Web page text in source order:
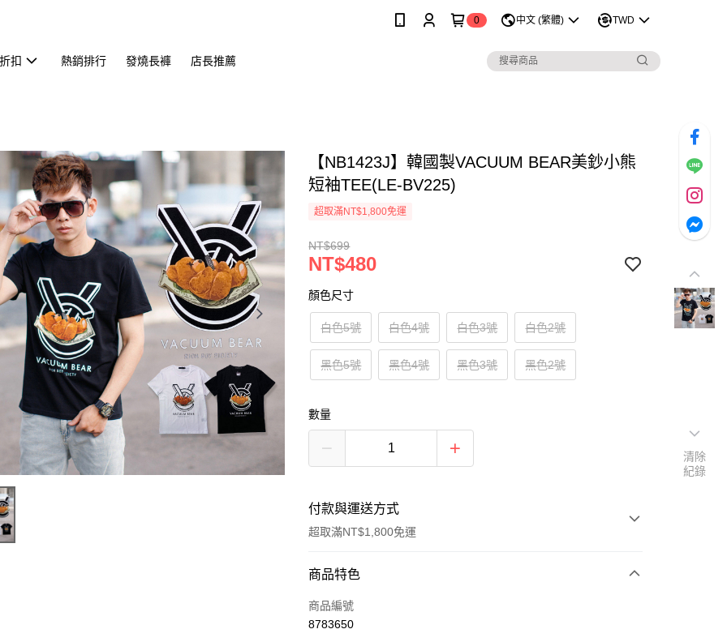
0 中文 (繁體) TWD
扣 熱銷排行 發燒長褲 店長推薦
【NB1423J】韓國製VACUUM BEAR美鈔小熊
短袖TEE(LE-BV225)
超取滿NT$1,800免運
NT$699
NT$480
顏色尺寸
白色5號 白色4號 白色3號 白色2號
黑色5號 黑色4號 黑色3號 黑色2號
數量
付款與運送方式
超取滿NT$1,800免運
付款方式
信用卡一次付款
商品特色
商品編號
8783650
清除
紀錄